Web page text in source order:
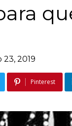
23, 2019
Pinterest